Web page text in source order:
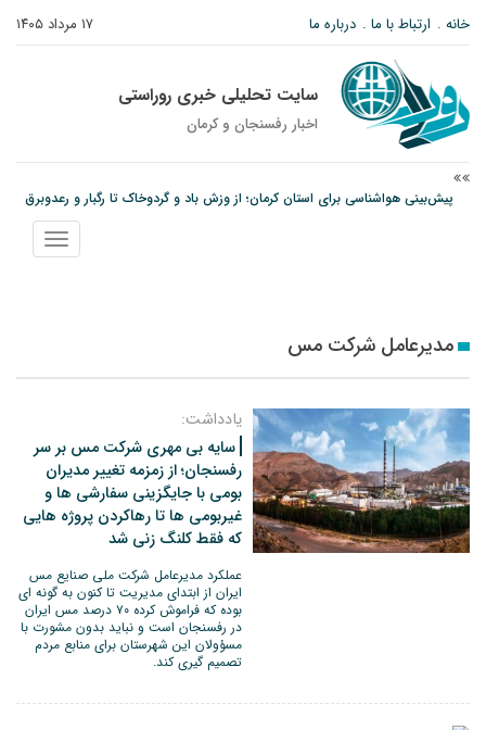
۱۷ مرداد ۱۴۰۵ خانه ارتباط با ما درباره ما
سایت تحلیلی خبری روراستی
اخبار رفسنجان و كرمان
پیش‌بینی هواشناسی برای استان کرمان؛ از وزش باد و گردوخاک تا رگبار و رعدوبرق
پیام رئیس کل دادگستری استان کرمان به مناسبت ۱۷ مردادماه سالروز شهادت شهید
نمایش
منو
مدیرعامل شرکت مس
یادداشت:
سایه بی مهری شرکت مس بر سر
رفسنجان؛ از زمزمه تغییر مدیران
بومی با جایگزینی سفارشی ها و
غیربومی ها تا رهاکردن پروژه هایی
که فقط کلنگ زنی شد
عملکرد مدیرعامل شرکت ملی صنایع مس
ایران از ابتدای مدیریت تا کنون به گونه ای
بوده که فراموش کرده ۷۰ درصد مس ایران
در رفسنجان است و نباید بدون مشورت با
مسؤولان این شهرستان برای منابع مردم
تصمیم گیری کند.